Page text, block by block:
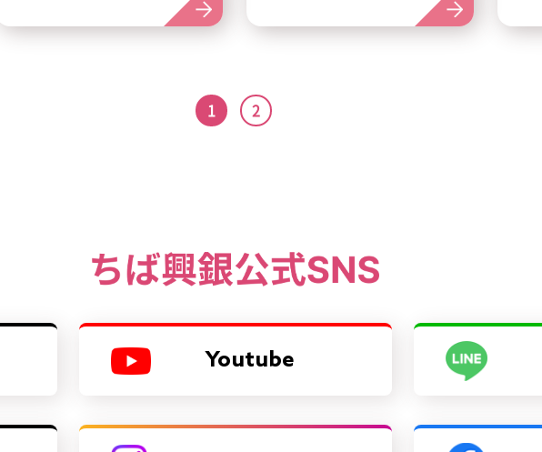
1 2
Youtube